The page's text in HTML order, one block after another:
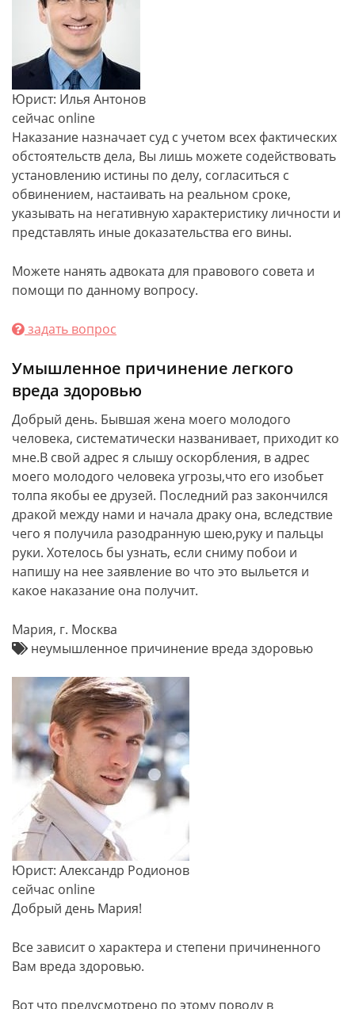
Юрист: Илья Антонов
сейчас online
Наказание назначает суд с учетом всех фактических
обстоятельств дела, Вы лишь можете содействовать
установлению истины по делу, согласиться с
обвинением, настаивать на реальном сроке,
указывать на негативную характеристику личности и
представлять иные доказательства его вины.
Можете нанять адвоката для правового совета и
помощи по данному вопросу.
задать вопрос
Умышленное причинение легкого
вреда здоровью
Добрый день. Бывшая жена моего молодого
человека, систематически названивает, приходит ко
мне.В свой адрес я слышу оскорбления, в адрес
моего молодого человека угрозы,что его изобьет
толпа якобы ее друзей. Последний раз закончился
дракой между нами и начала драку она, вследствие
чего я получила разодранную шею,руку и пальцы
руки. Хотелось бы узнать, если сниму побои и
напишу на нее заявление во что это выльется и
какое наказание она получит.
Мария, г. Москва
неумышленное причинение вреда здоровью
Юрист: Александр Родионов
сейчас online
Добрый день Мария!
Все зависит о характера и степени причиненного
Вам вреда здоровью.
Вот что предусмотрено по этому поводу в